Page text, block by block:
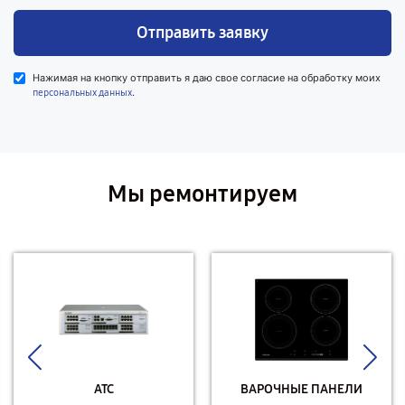
Отправить заявку
Нажимая на кнопку отправить я даю свое согласие на обработку моих
персональных данных.
Мы ремонтируем
АТС ВАРОЧНЫЕ ПАНЕЛИ